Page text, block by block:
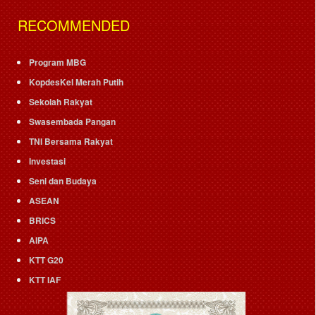
RECOMMENDED
Program MBG
KopdesKel Merah Putih
Sekolah Rakyat
Swasembada Pangan
TNI Bersama Rakyat
Investasi
Seni dan Budaya
ASEAN
BRICS
AIPA
KTT G20
KTT IAF